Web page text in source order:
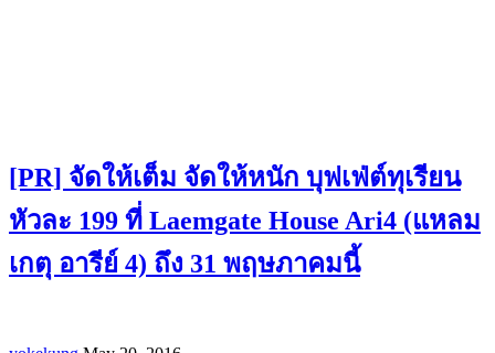
[PR] จัดให้เต็ม จัดให้หนัก บุฟเฟ่ต์ทุเรียน
หัวละ 199 ที่ Laemgate House Ari4 (แหลม
เกตุ อารีย์ 4) ถึง 31 พฤษภาคมนี้